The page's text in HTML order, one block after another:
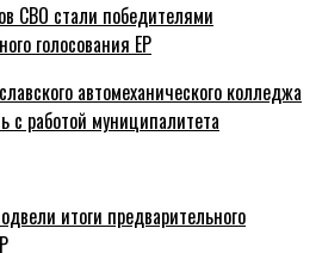
СВО стали победителями
голосования ЕР
автомеханического колледжа
с работой муниципалитета
итоги предварительного